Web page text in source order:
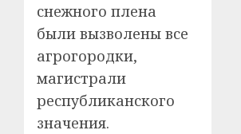
снежного плена
были вызволены все
агрогородки,
магистрали
республиканского
значения.